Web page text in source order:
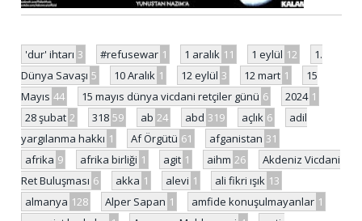
'dur' ihtarı 3 #refusewar 1 1 aralık 11 1 eylül 12
1.
Dünya Savaşı 5 10 Aralık 1 12 eylül 3 12 mart 1
15
Mayıs 44 15 mayıs dünya vicdani retçiler günü 6 2024 1
28 şubat 2 318 59 ab 24 abd 319 açlık 6
adil
yargılanma hakkı 1 Af Örgütü 61 afganistan 31
afrika 9 afrika birliği 1 agit 1 aihm 26
Akdeniz Vicdani
Ret Buluşması 6 akka 1 alevi 1 ali fikri ışık 13
almanya 128 Alper Sapan 1 amfide konuşulmayanlar 1